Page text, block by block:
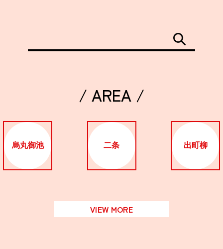
/ AREA /
烏丸御池 二条 出町柳
VIEW MORE